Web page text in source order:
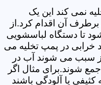
نمی کند این یک
آن اقدام کرد.از
تا دستگاه لباسشویی
خرابی در پمپ تخلیه می
سبب می شوند آب در
شوند.برای مثال اگر
کثیفی یا آلودگی باشند